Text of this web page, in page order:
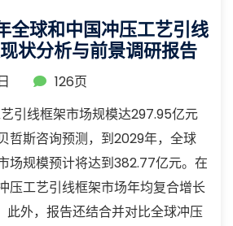
球和中国冲压工艺引线
状分析与前景调研报告
126页
引线框架市场规模达297.95亿元
哲斯咨询预测，到2029年，全球
场规模预计将达到382.77亿元。在
压工艺引线框架市场年均复合增长
此外，报告还结合并对比全球冲压